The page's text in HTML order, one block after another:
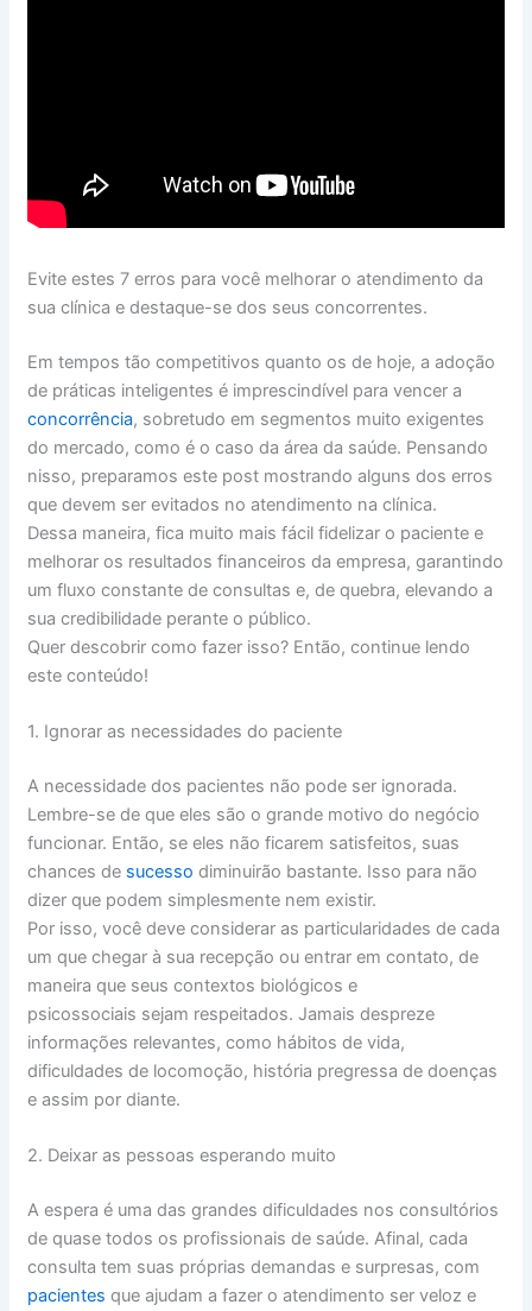
Evite estes 7 erros para você melhorar o atendimento da
sua clínica e destaque-se dos seus concorrentes.
Em tempos tão competitivos quanto os de hoje, a adoção
de práticas inteligentes é imprescindível para vencer a
concorrência, sobretudo em segmentos muito exigentes
do mercado, como é o caso da área da saúde. Pensando
nisso, preparamos este post mostrando alguns dos erros
que devem ser evitados no atendimento na clínica.
Dessa maneira, fica muito mais fácil fidelizar o paciente e
melhorar os resultados financeiros da empresa, garantindo
um fluxo constante de consultas e, de quebra, elevando a
sua credibilidade perante o público.
Quer descobrir como fazer isso? Então, continue lendo
este conteúdo!
1. Ignorar as necessidades do paciente
A necessidade dos pacientes não pode ser ignorada.
Lembre-se de que eles são o grande motivo do negócio
funcionar. Então, se eles não ficarem satisfeitos, suas
chances de sucesso diminuirão bastante. Isso para não
dizer que podem simplesmente nem existir.
Por isso, você deve considerar as particularidades de cada
um que chegar à sua recepção ou entrar em contato, de
maneira que seus contextos biológicos e
psicossociais sejam respeitados. Jamais despreze
informações relevantes, como hábitos de vida,
dificuldades de locomoção, história pregressa de doenças
e assim por diante.
2. Deixar as pessoas esperando muito
A espera é uma das grandes dificuldades nos consultórios
de quase todos os profissionais de saúde. Afinal, cada
consulta tem suas próprias demandas e surpresas, com
pacientes que ajudam a fazer o atendimento ser veloz e